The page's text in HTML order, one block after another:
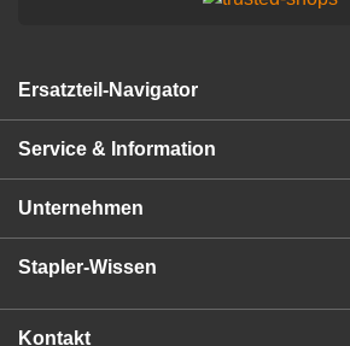
Ersatzteil-Navigator
Service & Information
Unternehmen
Stapler-Wissen
Kontakt